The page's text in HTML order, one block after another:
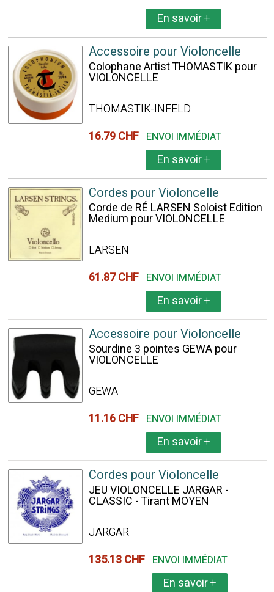
En savoir+
Accessoire pour Violoncelle
Colophane Artist THOMASTIK pour
VIOLONCELLE
THOMASTIK-INFELD
16.79 CHF ENVOI IMMÉDIAT
En savoir+
Cordes pour Violoncelle
Corde de RÉ LARSEN Soloist Edition
Medium pour VIOLONCELLE
LARSEN
61.87 CHF ENVOI IMMÉDIAT
En savoir+
Accessoire pour Violoncelle
Sourdine 3 pointes GEWA pour
VIOLONCELLE
GEWA
11.16 CHF ENVOI IMMÉDIAT
En savoir+
Cordes pour Violoncelle
JEU VIOLONCELLE JARGAR -
CLASSIC - Tirant MOYEN
JARGAR
135.13 CHF ENVOI IMMÉDIAT
En savoir+